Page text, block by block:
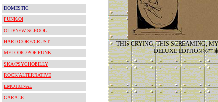
DOMESTIC
PUNK/OI
OLD/NEW SCHOOL
HARD CORE/CRUST
MELODIC/POP PUNK
SKA/PSYCHOBILLY
ROCK/ALTERNATIVE
EMOTIONAL
GARAGE
THIS CRYING, THIS SCREAMING,
DELUXE EDITION※在